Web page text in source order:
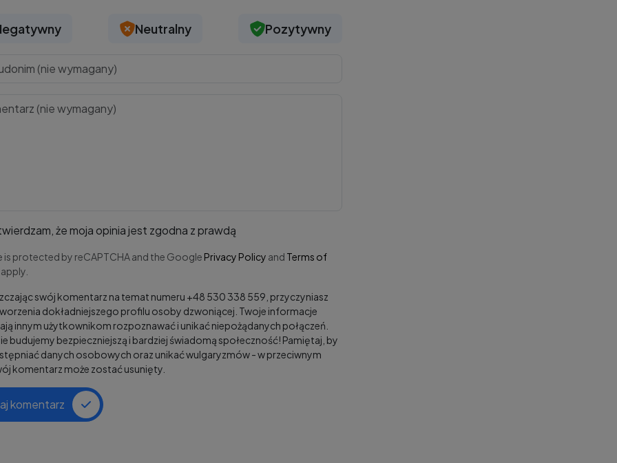
Neutralny Pozytywny
że moja opinia jest zgodna z prawdą
is protected by reCAPTCHA and the Google Privacy Policy and Terms of
apply.
swój komentarz na temat numeru +48 530 338 559, przyczyniasz
dokładniejszego profilu osoby dzwoniącej. Twoje informacje
innym użytkownikom rozpoznawać i unikać niepożądanych połączeń.
budujemy bezpieczniejszą i bardziej świadomą społeczność! Pamiętaj, by
danych osobowych oraz unikać wulgaryzmów - w przeciwnym
komentarz może zostać usunięty.
komentarz